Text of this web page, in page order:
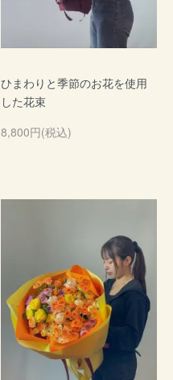
ひまわりと季節のお花を使用
した花束
8,800円(税込)